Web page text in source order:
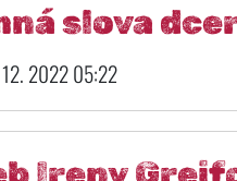
slova
2022 05:22